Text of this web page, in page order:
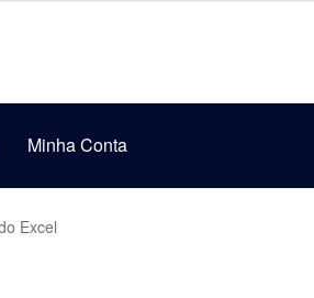
Minha Conta
Excel